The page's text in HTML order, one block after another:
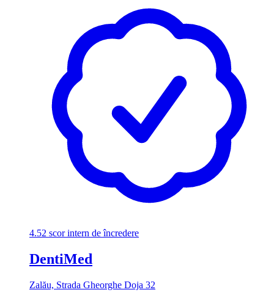
4.52 scor intern de încredere
DentiMed
Zalău, Strada Gheorghe Doja 32